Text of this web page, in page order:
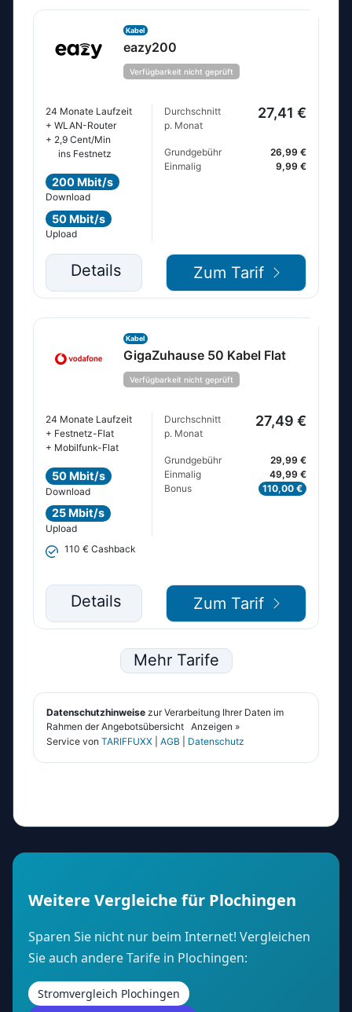
Weitere Vergleiche für Plochingen
Sparen Sie nicht nur beim Internet! Vergleichen
Sie auch andere Tarife in Plochingen:
Stromvergleich Plochingen